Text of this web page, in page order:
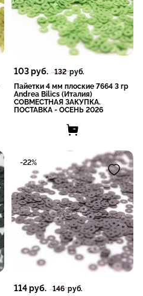
103руб. 132руб.
Пайетки 4 мм плоские 7664 3 гр
Andrea Bilics (Италия)
СОВМЕСТНАЯ ЗАКУПКА.
ПОСТАВКА - ОСЕНЬ 2026
114руб. 146руб.
-22%